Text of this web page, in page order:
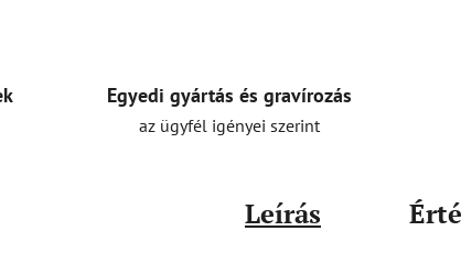
Egyedi gyártás és gravírozás
az ügyfél igényei szerint
Leírás